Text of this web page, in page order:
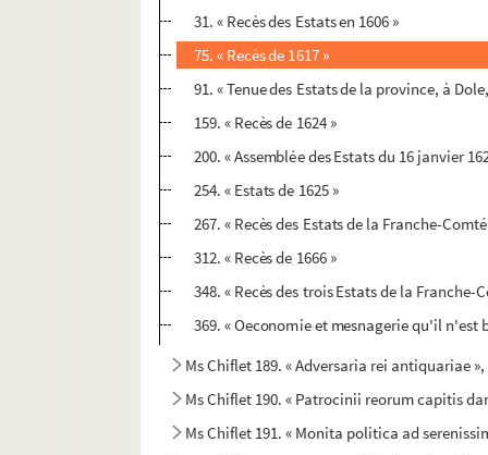
31. « Recès des Estats en 1606 »
75. « Recès de 1617 »
91. « Tenue des Estats de la province, à
159. « Recès de 1624 »
200. « Assemblée des Estats du 16 janvier
254. « Estats de 1625 »
267. « Recès des Estats de la Franche-
312. « Recès de 1666 »
348. « Recès des trois Estats de la
369. « Oeconomie et mesnagerie qu'il n'est
Ms Chiflet 189. « Adversaria rei antiquariae
Ms Chiflet 190. « Patrocinii reorum capitis
Ms Chiflet 191. « Monita politica ad